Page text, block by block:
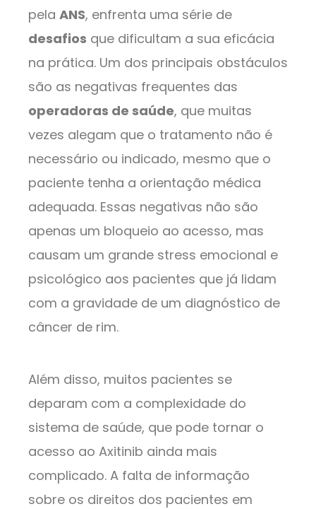
pela ANS, enfrenta uma série de
desafios que dificultam a sua eficácia
na prática. Um dos principais obstáculos
são as negativas frequentes das
operadoras de saúde, que muitas
vezes alegam que o tratamento não é
necessário ou indicado, mesmo que o
paciente tenha a orientação médica
adequada. Essas negativas não são
apenas um bloqueio ao acesso, mas
causam um grande stress emocional e
psicológico aos pacientes que já lidam
com a gravidade de um diagnóstico de
câncer de rim.
Além disso, muitos pacientes se
deparam com a complexidade do
sistema de saúde, que pode tornar o
acesso ao Axitinib ainda mais
complicado. A falta de informação
sobre os direitos dos pacientes em